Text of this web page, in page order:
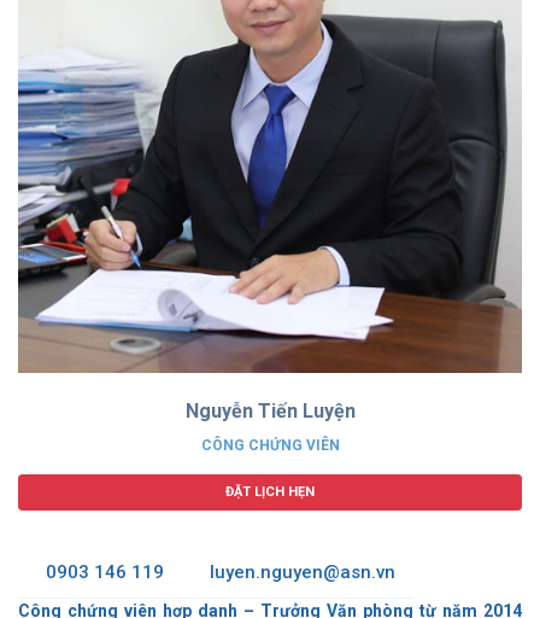
Nguyễn Tiến Luyện
CÔNG CHỨNG VIÊN
ĐẶT LỊCH HẸN
0903 146 119 luyen.nguyen@asn.vn
Công chứng viên hợp danh – Trưởng Văn phòng từ năm 2014